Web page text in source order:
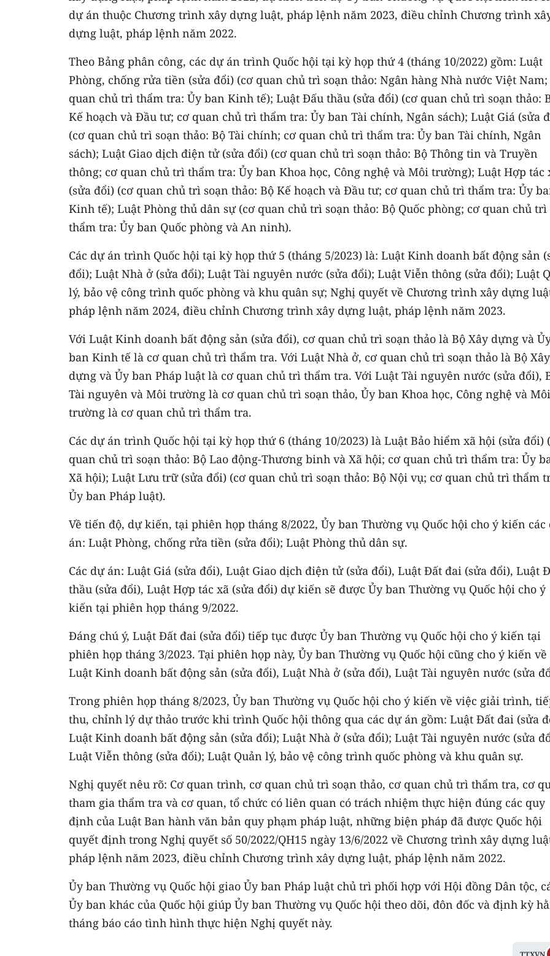
dự án thuộc Chương trình xây dựng luật, pháp lệnh năm 2023, điều chỉnh Chương trình
dựng luật, pháp lệnh năm 2022.
Theo Bảng phân công, các dự án trình Quốc hội tại kỳ họp thứ 4 (tháng 10/2022) gồm: Luật
Phòng, chống rửa tiền (sửa đổi) (cơ quan chủ trì soạn thảo: Ngân hàng Nhà nước Việt Nam;
quan chủ trì thẩm tra: Ủy ban Kinh tế); Luật Đấu thầu (sửa đổi) (cơ quan chủ trì soạn thảo:
Kế hoạch và Đầu tư; cơ quan chủ trì thẩm tra: Ủy ban Tài chính, Ngân sách); Luật Giá (sửa
(cơ quan chủ trì soạn thảo: Bộ Tài chính; cơ quan chủ trì thẩm tra: Ủy ban Tài chính, Ngân
sách); Luật Giao dịch điện tử (sửa đổi) (cơ quan chủ trì soạn thảo: Bộ Thông tin và Truyền
thông; cơ quan chủ trì thẩm tra: Ủy ban Khoa học, Công nghệ và Môi trường); Luật Hợp tác
(sửa đổi) (cơ quan chủ trì soạn thảo: Bộ Kế hoạch và Đầu tư; cơ quan chủ trì thẩm tra: Ủy
Kinh tế); Luật Phòng thủ dân sự (cơ quan chủ trì soạn thảo: Bộ Quốc phòng; cơ quan chủ trì
thẩm tra: Ủy ban Quốc phòng và An ninh).
Các dự án trình Quốc hội tại kỳ họp thứ 5 (tháng 5/2023) là: Luật Kinh doanh bất động sản
đổi); Luật Nhà ở (sửa đổi); Luật Tài nguyên nước (sửa đổi); Luật Viễn thông (sửa đổi); Luật
lý, bảo vệ công trình quốc phòng và khu quân sự; Nghị quyết về Chương trình xây dựng
pháp lệnh năm 2024, điều chỉnh Chương trình xây dựng luật, pháp lệnh năm 2023.
Với Luật Kinh doanh bất động sản (sửa đổi), cơ quan chủ trì soạn thảo là Bộ Xây dựng và
ban Kinh tế là cơ quan chủ trì thẩm tra. Với Luật Nhà ở, cơ quan chủ trì soạn thảo là Bộ Xây
dựng và Ủy ban Pháp luật là cơ quan chủ trì thẩm tra. Với Luật Tài nguyên nước (sửa đổi),
Tài nguyên và Môi trường là cơ quan chủ trì soạn thảo, Ủy ban Khoa học, Công nghệ và Môi
trường là cơ quan chủ trì thẩm tra.
Các dự án trình Quốc hội tại kỳ họp thứ 6 (tháng 10/2023) là Luật Bảo hiểm xã hội (sửa đổi)
quan chủ trì soạn thảo: Bộ Lao động-Thương binh và Xã hội; cơ quan chủ trì thẩm tra: Ủy
Xã hội); Luật Lưu trữ (sửa đổi) (cơ quan chủ trì soạn thảo: Bộ Nội vụ; cơ quan chủ trì thẩm
Ủy ban Pháp luật).
Về tiến độ, dự kiến, tại phiên họp tháng 8/2022, Ủy ban Thường vụ Quốc hội cho ý kiến các
án: Luật Phòng, chống rửa tiền (sửa đổi); Luật Phòng thủ dân sự.
Các dự án: Luật Giá (sửa đổi), Luật Giao dịch điện tử (sửa đổi), Luật Đất đai (sửa đổi), Luật
thầu (sửa đổi), Luật Hợp tác xã (sửa đổi) dự kiến sẽ được Ủy ban Thường vụ Quốc hội cho ý
kiến tại phiên họp tháng 9/2022.
Đáng chú ý, Luật Đất đai (sửa đổi) tiếp tục được Ủy ban Thường vụ Quốc hội cho ý kiến tại
phiên họp tháng 3/2023. Tại phiên họp này, Ủy ban Thường vụ Quốc hội cũng cho ý kiến về
Luật Kinh doanh bất động sản (sửa đổi), Luật Nhà ở (sửa đổi), Luật Tài nguyên nước (sửa
Trong phiên họp tháng 8/2023, Ủy ban Thường vụ Quốc hội cho ý kiến về việc giải trình,
thu, chỉnh lý dự thảo trước khi trình Quốc hội thông qua các dự án gồm: Luật Đất đai (sửa
Luật Kinh doanh bất động sản (sửa đổi); Luật Nhà ở (sửa đổi); Luật Tài nguyên nước (sửa
Luật Viễn thông (sửa đổi); Luật Quản lý, bảo vệ công trình quốc phòng và khu quân sự.
Nghị quyết nêu rõ: Cơ quan trình, cơ quan chủ trì soạn thảo, cơ quan chủ trì thẩm tra, cơ
tham gia thẩm tra và cơ quan, tổ chức có liên quan có trách nhiệm thực hiện đúng các quy
định của Luật Ban hành văn bản quy phạm pháp luật, những biện pháp đã được Quốc hội
quyết định trong Nghị quyết số 50/2022/QH15 ngày 13/6/2022 về Chương trình xây dựng
pháp lệnh năm 2023, điều chỉnh Chương trình xây dựng luật, pháp lệnh năm 2022.
Ủy ban Thường vụ Quốc hội giao Ủy ban Pháp luật chủ trì phối hợp với Hội đồng Dân tộc,
Ủy ban khác của Quốc hội giúp Ủy ban Thường vụ Quốc hội theo dõi, đôn đốc và định kỳ
tháng báo cáo tình hình thực hiện Nghị quyết này.